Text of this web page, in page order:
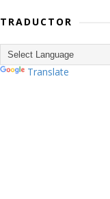
TRADUCTOR
Translate